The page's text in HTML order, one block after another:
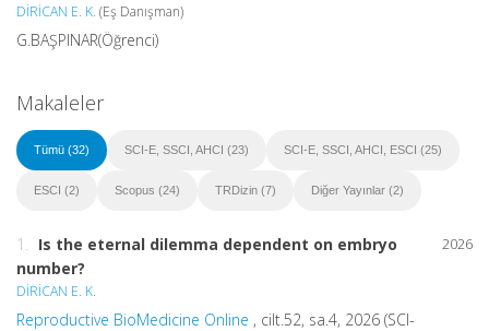
DİRİCAN E. K. (Eş Danışman)
G.BAŞPINAR(Öğrenci)
Makaleler
Tümü (32) SCI-E, SSCI, AHCI (23) SCI-E, SSCI, AHCI, ESCI (25)
ESCI (2) Scopus (24) TRDizin (7) Diğer Yayınlar (2)
2026
1.
Is the eternal dilemma dependent on embryo
number?
DİRİCAN E. K.
Reproductive BioMedicine Online , cilt.52, sa.4, 2026 (SCI-